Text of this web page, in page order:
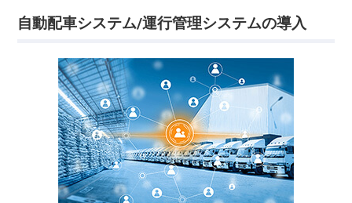
自動配車システム/運行管理システムの導入